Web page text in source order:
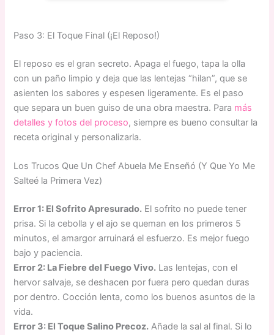
Paso 3: El Toque Final (¡El Reposo!)
El reposo es el gran secreto. Apaga el fuego, tapa la olla
con un paño limpio y deja que las lentejas “hilan”, que se
asienten los sabores y espesen ligeramente. Es el paso
que separa un buen guiso de una obra maestra. Para más
detalles y fotos del proceso, siempre es bueno consultar la
receta original y personalizarla.
Los Trucos Que Un Chef Abuela Me Enseñó (Y Que Yo Me
Salteé la Primera Vez)
Error 1: El Sofrito Apresurado. El sofrito no puede tener
prisa. Si la cebolla y el ajo se queman en los primeros 5
minutos, el amargor arruinará el esfuerzo. Es mejor fuego
bajo y paciencia.
Error 2: La Fiebre del Fuego Vivo. Las lentejas, con el
hervor salvaje, se deshacen por fuera pero quedan duras
por dentro. Cocción lenta, como los buenos asuntos de la
vida.
Error 3: El Toque Salino Precoz. Añade la sal al final. Si lo